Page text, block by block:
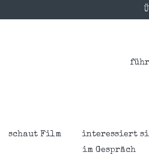
schaut Film interessiert
im Gespräch